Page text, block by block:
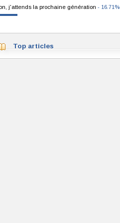
j'attends la prochaine génération - 16.71%
Top articles